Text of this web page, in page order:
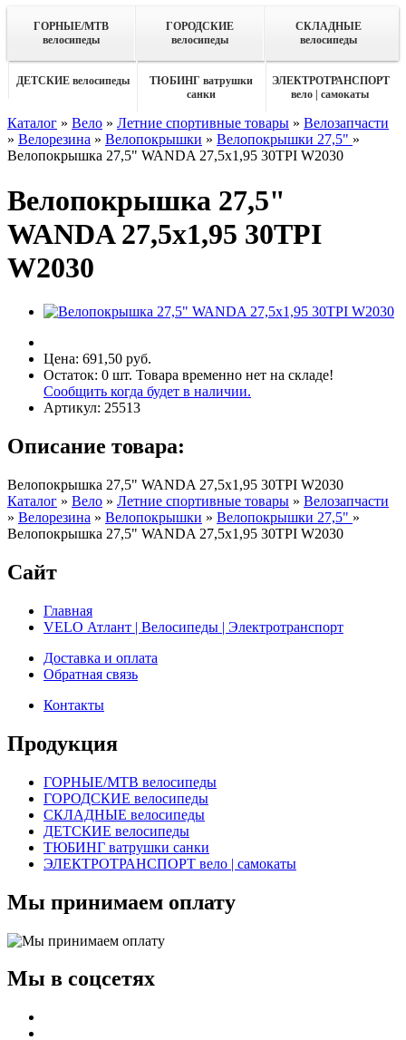
ГОРНЫЕ/MTB
велосипеды
ГОРОДСКИЕ
велосипеды
СКЛАДНЫЕ
велосипеды
ДЕТСКИЕ велосипеды
ТЮБИНГ ватрушки
санки
ЭЛЕКТРОТРАНСПОРТ
вело | самокаты
Каталог » Вело » Летние спортивные товары » Велозапчасти
» Велорезина » Велопокрышки » Велопокрышки 27,5" »
Велопокрышка 27,5" WANDA 27,5х1,95 30TPI W2030
Велопокрышка 27,5"
WANDA 27,5х1,95 30TPI
W2030
Цена: 691,50 руб.
Остаток: 0 шт. Товара временно нет на складе!
Сообщить когда будет в наличии.
Артикул: 25513
Описание товара:
Велопокрышка 27,5" WANDA 27,5х1,95 30TPI W2030
Каталог » Вело » Летние спортивные товары » Велозапчасти
» Велорезина » Велопокрышки » Велопокрышки 27,5" »
Велопокрышка 27,5" WANDA 27,5х1,95 30TPI W2030
Сайт
Главная
VELO Атлант | Велосипеды | Электротранспорт
Доставка и оплата
Обратная связь
Контакты
Продукция
ГОРНЫЕ/MTB велосипеды
ГОРОДСКИЕ велосипеды
СКЛАДНЫЕ велосипеды
ДЕТСКИЕ велосипеды
ТЮБИНГ ватрушки санки
ЭЛЕКТРОТРАНСПОРТ вело | самокаты
Мы принимаем оплату
Мы в соцсетях